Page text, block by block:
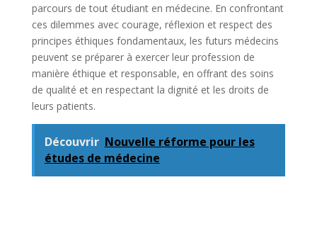
parcours de tout étudiant en médecine. En confrontant
ces dilemmes avec courage, réflexion et respect des
principes éthiques fondamentaux, les futurs médecins
peuvent se préparer à exercer leur profession de
manière éthique et responsable, en offrant des soins
de qualité et en respectant la dignité et les droits de
leurs patients.
Découvrir Nouvelle réforme pour les
études de médecine